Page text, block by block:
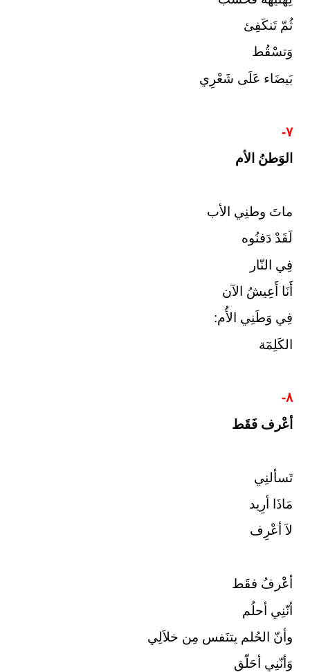
ثُمّ تَنكَفِئ
وَتسْقُط
بَيضَاء عَلَى شَعْرِي
٧-
الوَطنُ الأم
ماتَ وطنِي الأب
لَقَدْ دَفنُوه
فِي النّار
أَنَا أَعِيشُ الآن
فِي وَطَنِي الأُم:
الكَلِمٓة
٨-
أعْرف فَقَط
تَسألنِي
مَاذَا أرِيد
لاَ أعْرِف
أعْرفُ فقَط
أنّنِي أحلُم
وأنّ الحُلم يتنَفس مِن خلاَلِي
وَأنّنِي أحَلّق